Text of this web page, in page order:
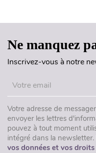
Ne manquez
Inscrivez-vous à notre
Votre adresse de
envoyer les lettres
pouvez à tout moment
intégré dans la newsletter.
vos données et vos droits